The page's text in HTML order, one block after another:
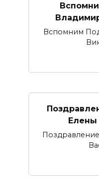
Вспомним
Елены